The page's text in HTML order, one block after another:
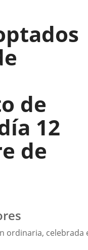
externa.
de
12
de
ordinaria, celebrada